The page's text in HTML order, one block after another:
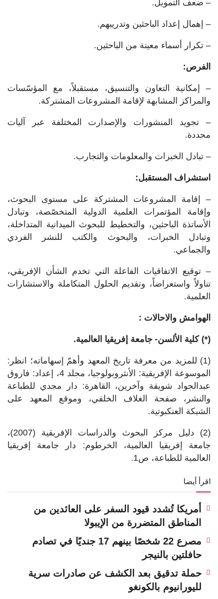
– ضعف التمويل.
– إهمال إعداد الباحثين وتدريبهم.
– تكرار أسماء معينة من الباحثين.
الفرص:
– إمكانية التعاون والتنسيق، مستقبلاً، مع المؤسّسات
والمراكز المشابهة لإقامة المشروعات المشتركة.
– تجويد المنشورات والإصدارت المختلفة عبر آليات
محددة.
– تبادل الخبرات والمعلومات والتجارب.
استشراف المستقبل:
– إقامة المشروعات المشتركة على مستوى البحوث،
وإقامة المؤتمرات العلمية الدولية المتخصّصة، وتبادل
الأساتذة الباحثين، والتخطيط للبحوث الميدانية المتداخلة،
وتبادل الخبرات، والبحوث والكتب للنشر الفردي
والجماعي.
– توقيع الاتفاقيات الفاعلة التي تخدم الشأن الإفريقي،
تناولاً واستعراضاً، وتقديم الحلول المتكاملة والاستشارات
العلمية.
الهوامش والاحالات :
(*) كلية الألسن- جامعة إفريقيا العالمية.
(1) للمزيد من معرفة تاريخ المعهد وأهمّ إسهاماته؛ انظر:
الموسوعة الإفريقية: الأنثروبولوجيا، مجلد 4، إعداد: فاروق
عبدالجواد شويقة وآخرين، القاهرة: دار مجدي للطباعة
والنشر، صفحة الغلاف الخلفي، وموقع المعهد على
الشبكة العنكبوتية.
(2) دليل مركز البحوث والدراسات الإفريقية (2007)،
جامعة إفريقيا العالمية، الخرطوم: دار جامعة إفريقيا
العالمية للطباعة، ص1.
اقرأ أيضا
أمريكا تُشدد قيود السفر على العائدين من
المناطق المتضررة من الإيبولا
مصرع 22 شخصًا بينهم 17 جنديًا في تصادم
حافلتين بالنيجر
حملة تدقيق بعد الكشف عن صادرات سرية
لليورانيوم بالكونغو